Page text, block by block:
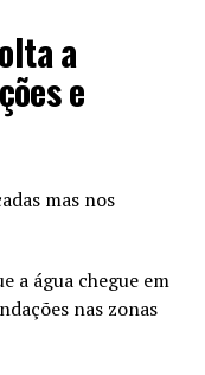
a
e
mas nos
a água chegue em
nas zonas